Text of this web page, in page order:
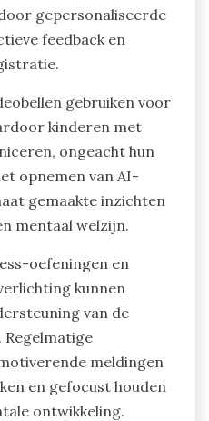
gepersonaliseerde
feedback en
gebruiken voor
kinderen met
ongeacht hun
opnemen van AI-
gemaakte inzichten
mentaal welzijn.
oefeningen en
kunnen
van de
Regelmatige
meldingen
en gefocust houden
ontwikkeling.